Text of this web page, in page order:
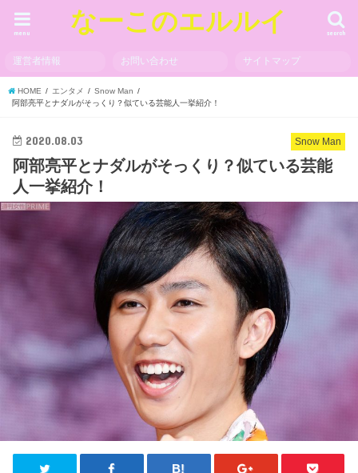
なーこのエルルイ search
menu
運営者情報 お問い合わせ サイトマップ
HOME エンタメ
Snow Man
阿部亮平とナダルがそっくり？似ている芸能人一挙紹介！
Snow Man
2020.08.03
阿部亮平とナダルがそっくり？似ている芸能
人一挙紹介！